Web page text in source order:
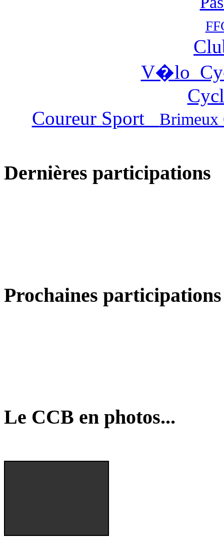
V�lo
Coureur Sport
Brimeux
Dernières participations
Prochaines participations
Le CCB en photos...